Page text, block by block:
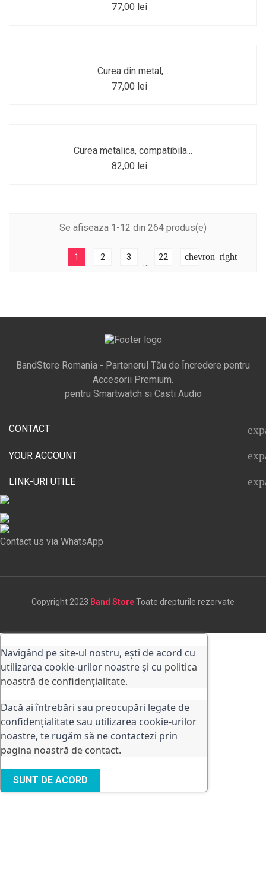
77,00 lei
Curea din metal,...
77,00 lei
Curea metalica, compatibila...
82,00 lei
Se afiseaza 1-12 din 264 produs(e)
1 2 3 22 chevron_right
BandStore Romania - Partenerul Tău de Încredere pentru
Accesorii Premium.
pentru Smartwatch si Casti Audio
CONTACT
YOUR ACCOUNT
LINK-URI UTILE
Contact us via WhatsApp
Copyright 2023 Band StoreToate drepturile rezervate
Navigând pe site-ul nostru, ești de acord cu
utilizarea cookie-urilor noastre și cu politica
noastră de confidențialitate.
Dacă ai întrebări sau preocupări legate de
confidențialitate sau utilizarea cookie-urilor
noastre, te rugăm să ne contactezi prin
pagina noastră de contact.
SUNT DE ACORD